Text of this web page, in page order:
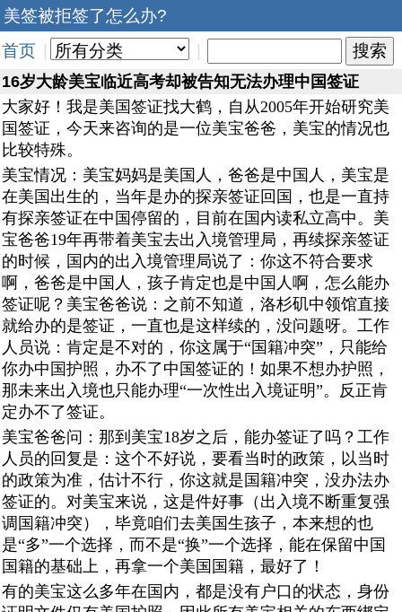
美签被拒签了怎么办?
首页
16岁大龄美宝临近高考却被告知无法办理中国签证
大家好！我是美国签证找大鹤，自从2005年开始研究美
国签证，今天来咨询的是一位美宝爸爸，美宝的情况也
比较特殊。
美宝情况：美宝妈妈是美国人，爸爸是中国人，美宝是
在美国出生的，当年是办的探亲签证回国，也是一直持
有探亲签证在中国停留的，目前在国内读私立高中。美
宝爸爸19年再带着美宝去出入境管理局，再续探亲签证
的时候，国内的出入境管理局说了：你这不符合要求
啊，爸爸是中国人，孩子肯定也是中国人啊，怎么能办
签证呢？美宝爸爸说：之前不知道，洛杉矶中领馆直接
就给办的是签证，一直也是这样续的，没问题呀。工作
人员说：肯定是不对的，你这属于“国籍冲突”，只能给
你办中国护照，办不了中国签证的！如果不想办护照，
那未来出入境也只能办理“一次性出入境证明”。反正肯
定办不了签证。
美宝爸爸问：那到美宝18岁之后，能办签证了吗？工作
人员的回复是：这个不好说，要看当时的政策，以当时
的政策为准，估计不行，你这就是国籍冲突，没办法办
签证的。对美宝来说，这是件好事（出入境不断重复强
调国籍冲突），毕竟咱们去美国生孩子，本来想的也
是“多”一个选择，而不是“换”一个选择，能在保留中国
国籍的基础上，再拿一个美国国籍，最好了！
有的美宝这么多年在国内，都是没有户口的状态，身份